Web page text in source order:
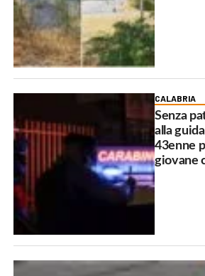
CALABRIA
Senza
alla
43enne
giovane